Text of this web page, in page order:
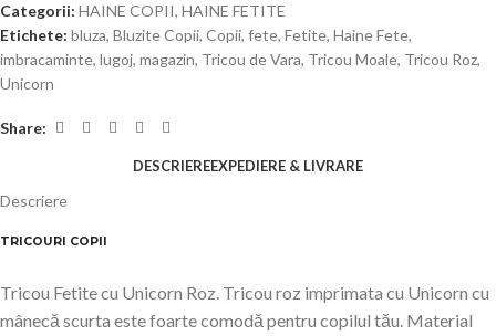
Categorii: HAINE COPII, HAINE FETITE
Etichete: bluza, Bluzite Copii, Copii, fete, Fetite, Haine Fete,
imbracaminte, lugoj, magazin, Tricou de Vara, Tricou Moale, Tricou Roz,
Unicorn
Share:
DESCRIEREEXPEDIERE & LIVRARE
Descriere
TRICOURI COPII
Tricou Fetite cu Unicorn Roz. Tricou roz imprimata cu Unicorn cu
mânecă scurta este foarte comodă pentru copilul tău. Material